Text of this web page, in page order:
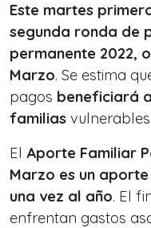
Este martes
segunda ronda de
permanente 2022,
Marzo. Se estima
pagos beneficiará
familias
El Aporte Familiar
Marzo es un
una vez al año. El
enfrentan gastos